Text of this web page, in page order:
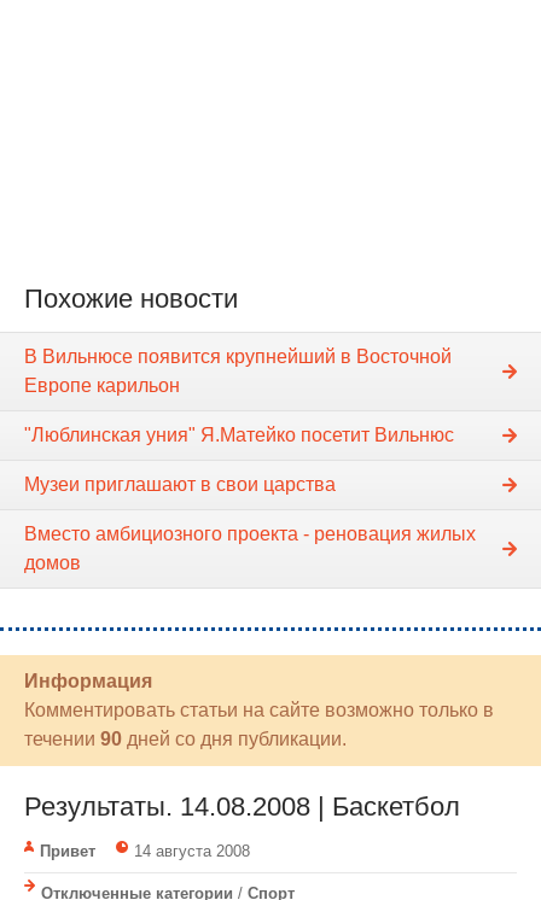
Похожие новости
В Вильнюсе появится крупнейший в Восточной
Европе карильон
"Люблинская уния" Я.Матейко посетит Вильнюс
Музеи приглашают в свои царства
Вместо амбициозного проекта - реновация жилых
домов
Информация
Комментировать статьи на сайте возможно только в
течении 90 дней со дня публикации.
Результаты. 14.08.2008 | Баскетбол
Привет 14 августа 2008
Отключенные категории / Спорт